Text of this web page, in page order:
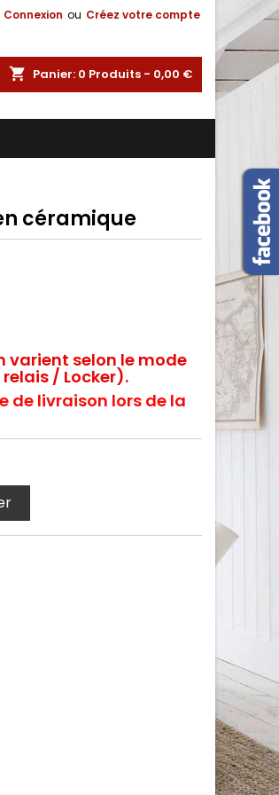
Connexion ou Créez votre compte
shopping_cart Panier: 0 Produits - 0,00 €
céramique
varient selon le mode
/ Locker).
de livraison lors de la